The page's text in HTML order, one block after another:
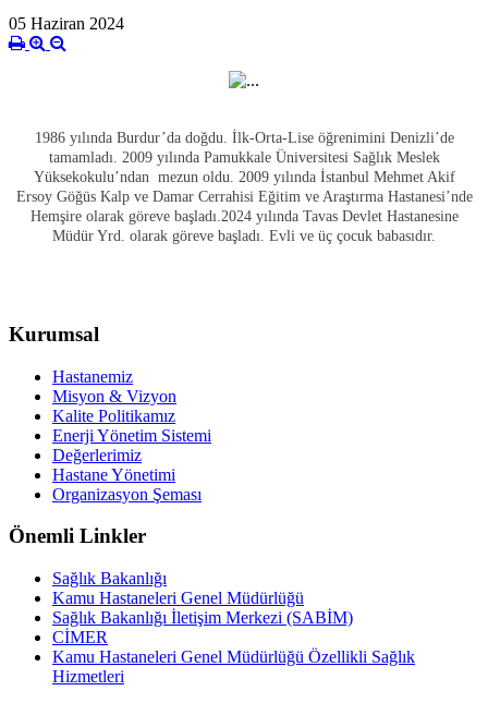
05 Haziran 2024
1986 yılında Burdur’da doğdu. İlk-Orta-Lise öğrenimini Denizli’de
tamamladı. 2009 yılında Pamukkale Üniversitesi Sağlık Meslek
Yüksekokulu’ndan mezun oldu. 2009 yılında İstanbul Mehmet Akif
Ersoy Göğüs Kalp ve Damar Cerrahisi Eğitim ve Araştırma Hastanesi’nde
Hemşire olarak göreve başladı.2024 yılında Tavas Devlet Hastanesine
Müdür Yrd. olarak göreve başladı. Evli ve üç çocuk babasıdır.
Kurumsal
Hastanemiz
Misyon & Vizyon
Kalite Politikamız
Enerji Yönetim Sistemi
Değerlerimiz
Hastane Yönetimi
Organizasyon Şeması
Önemli Linkler
Sağlık Bakanlığı
Kamu Hastaneleri Genel Müdürlüğü
Sağlık Bakanlığı İletişim Merkezi (SABİM)
CİMER
Kamu Hastaneleri Genel Müdürlüğü Özellikli Sağlık
Hizmetleri